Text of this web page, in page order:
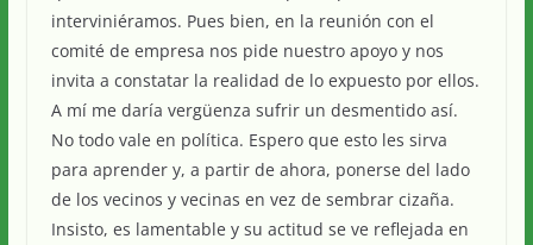
interviniéramos. Pues bien, en la reunión con el
comité de empresa nos pide nuestro apoyo y nos
invita a constatar la realidad de lo expuesto por ellos.
A mí me daría vergüenza sufrir un desmentido así.
No todo vale en política. Espero que esto les sirva
para aprender y, a partir de ahora, ponerse del lado
de los vecinos y vecinas en vez de sembrar cizaña.
Insisto, es lamentable y su actitud se ve reflejada en